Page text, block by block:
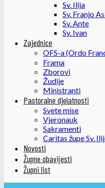
Sv. Ilija
Sv. Franjo
Sv. Ante
Sv. Ivan
Zajednice
OFS-a (Ordo
Frama
Zborovi
Žudije
Ministranti
Pastoralne djelatnosti
Svete mise
Vjeronauk
Sakramenti
Caritas župe Sv.
Novosti
Župne obavijesti
Župni list